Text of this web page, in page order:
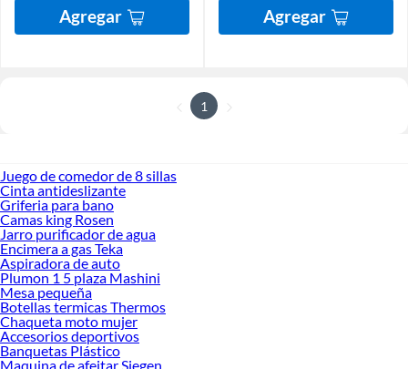
Agregar Agregar
1
Juego de comedor de 8 sillas
Cinta antideslizante
Griferia para bano
Camas king Rosen
Jarro purificador de agua
Encimera a gas Teka
Aspiradora de auto
Plumon 1 5 plaza Mashini
Mesa pequeña
Botellas termicas Thermos
Chaqueta moto mujer
Accesorios deportivos
Banquetas Plástico
Maquina de afeitar Siegen